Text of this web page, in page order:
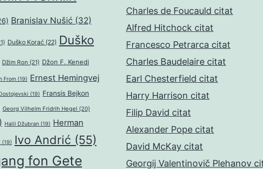
Branislav Nušić (32)
Duško Korać (22) Duško
Džim Ron (21) Džon F. Kenedi
From (19) Ernest Hemingvej
(19) Fransis Bejkon
Georg Vilhelm Fridrih Hegel (20)
Halil Džubran (19) Herman
(19) Ivo Andrić (55)
fon Gete
Charles de Foucauld citat
Alfred Hitchock citat
Francesco Petrarca citat
Charles Baudelaire citat
Earl Chesterfield citat
Harry Harrison citat
Filip David citat
Alexander Pope citat
David McKay citat
Georgij Valentinovič Plehanov